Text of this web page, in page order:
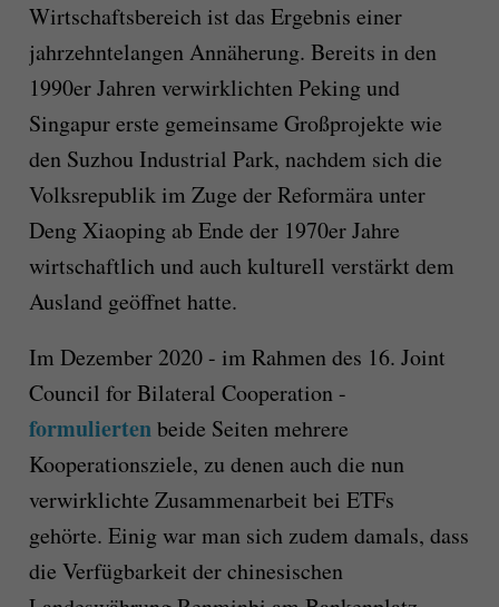
Wirtschaftsbereich ist das Ergebnis einer
jahrzehntelangen Annäherung. Bereits in den
1990er Jahren verwirklichten Peking und
Singapur erste gemeinsame Großprojekte wie
den Suzhou Industrial Park, nachdem sich die
Volksrepublik im Zuge der Reformära unter
Deng Xiaoping ab Ende der 1970er Jahre
wirtschaftlich und auch kulturell verstärkt dem
Ausland geöffnet hatte.
Im Dezember 2020 - im Rahmen des 16. Joint
Council for Bilateral Cooperation -
formuliertenbeide Seiten mehrere
Kooperationsziele, zu denen auch die nun
verwirklichte Zusammenarbeit bei ETFs
gehörte. Einig war man sich zudem damals, dass
die Verfügbarkeit der chinesischen